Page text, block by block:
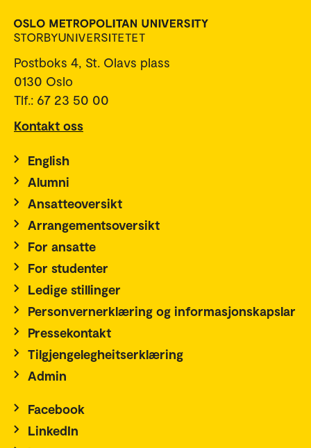
Postboks 4, St. Olavs plass
0130 Oslo
Tlf.: 67 23 50 00
Kontakt oss
English
Alumni
Ansatteoversikt
Arrangementsoversikt
For ansatte
For studenter
Ledige stillinger
Personvernerklæring og informasjonskapslar
Pressekontakt
Tilgjengelegheitserklæring
Admin
Facebook
LinkedIn